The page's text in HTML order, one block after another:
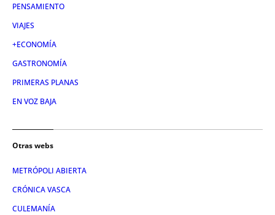
PENSAMIENTO
VIAJES
+ECONOMÍA
GASTRONOMÍA
PRIMERAS PLANAS
EN VOZ BAJA
Otras webs
METRÓPOLI ABIERTA
CRÓNICA VASCA
CULEMANÍA